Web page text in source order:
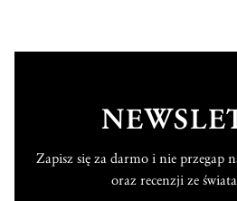
Zapisz się za darmo i nie przegap
oraz recenzji ze